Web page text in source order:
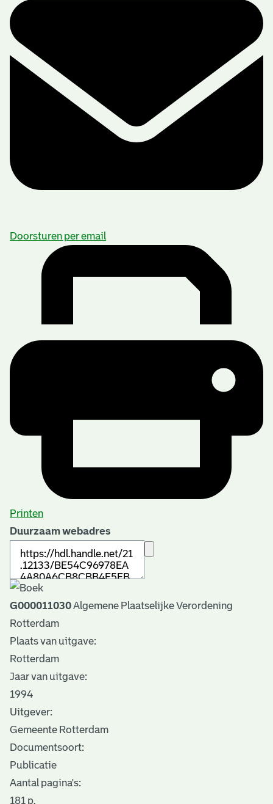
Doorsturen per email
Printen
Duurzaam webadres
G000011030Algemene Plaatselijke Verordening
Rotterdam
Plaats van uitgave:
Rotterdam
Jaar van uitgave:
1994
Uitgever:
Gemeente Rotterdam
Documentsoort:
Publicatie
Aantal pagina's:
181 p.